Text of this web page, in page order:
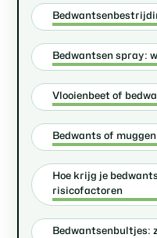
Bedwantsen spray:
Vlooienbeet of
Bedwants of
Hoe krijg je
risicofactoren
Bedwantsenbultjes: